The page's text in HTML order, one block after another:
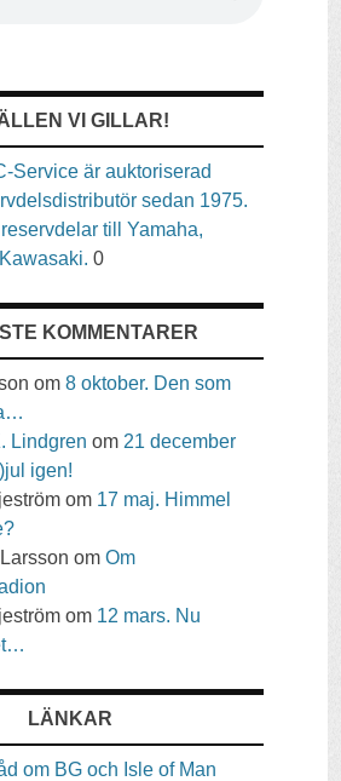
VI GILLAR!
Service är auktoriserad
sedan 1975.
till Yamaha,
0
KOMMENTARER
om 8 oktober. Den som
Lindgren om 21 december
igen!
om 17 maj. Himmel
om Om
om 12 mars. Nu
LÄNKAR
om BG och Isle of Man